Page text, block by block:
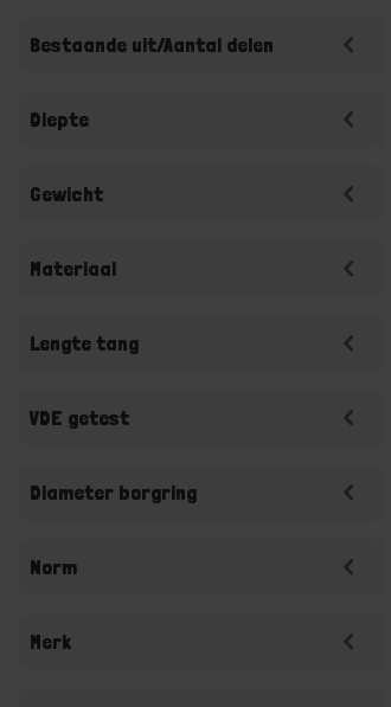
Bestaande uit/Aantal delen
Diepte
Gewicht
Materiaal
Lengte tang
VDE getest
Diameter borgring
Norm
Merk